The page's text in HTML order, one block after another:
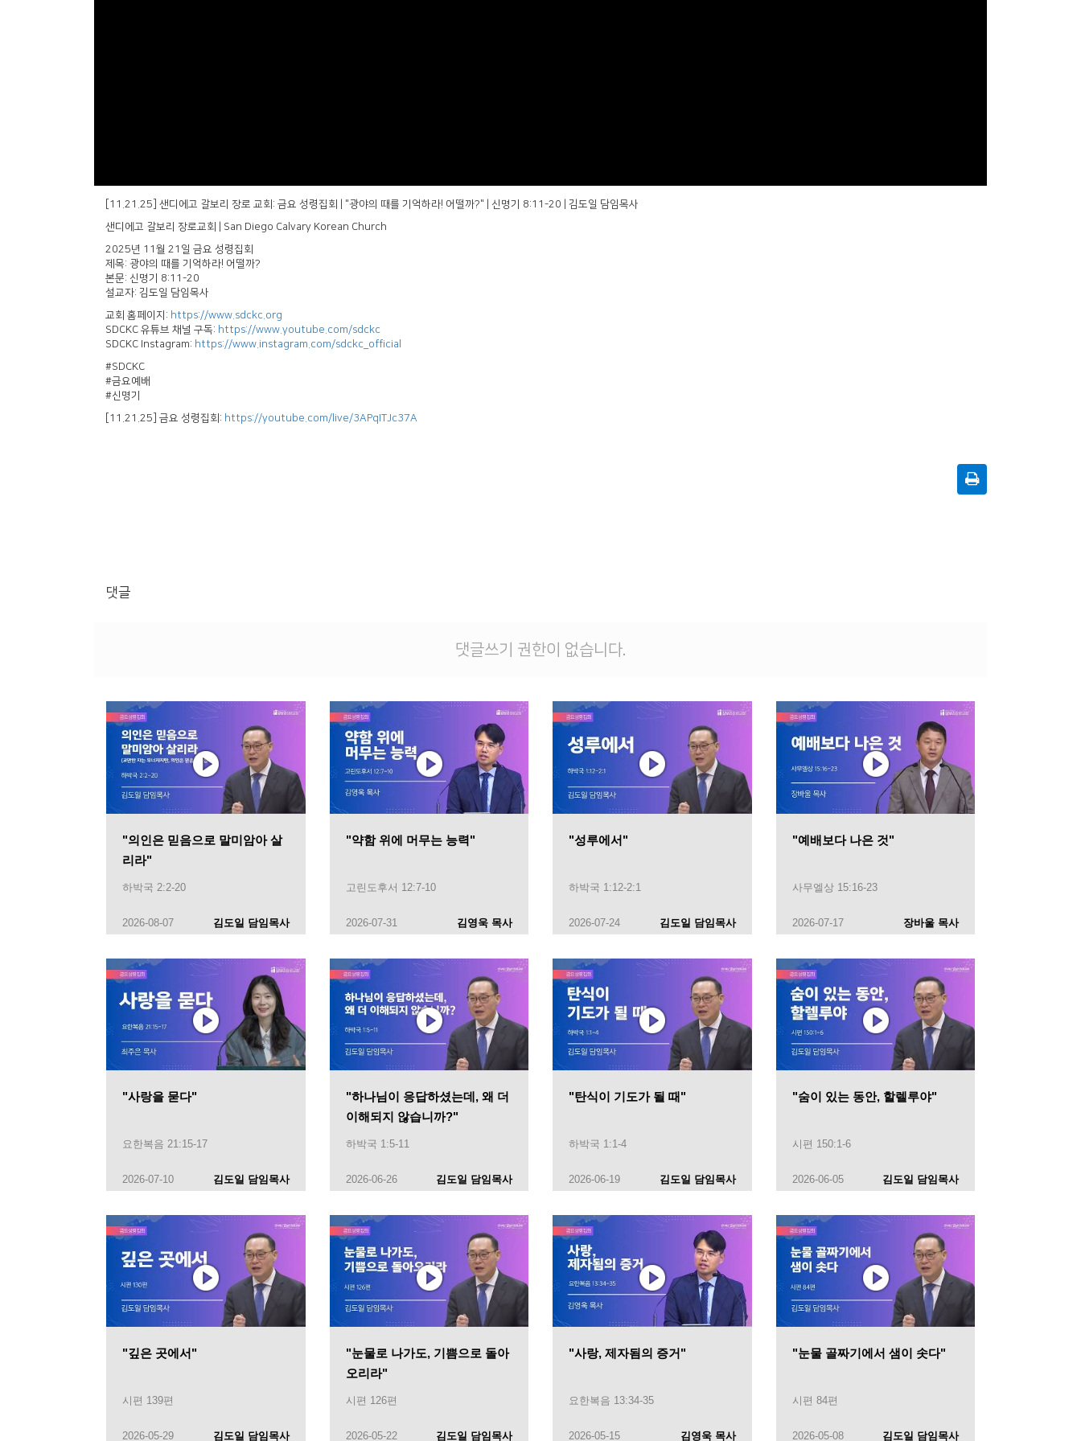
[11.21.25] 샌디에고 갈보리 장로 교회: 금요 성령집회 | "광야의 때를 기억하라! 어떨까?" | 신명기 8:11-20 | 김도일 담임목사
샌디에고 갈보리 장로교회 | San Diego Calvary Korean Church
2025년 11월 21일 금요 성령집회
제목: 광야의 때를 기억하라! 어떨까?
본문: 신명기 8:11-20
설교자: 김도일 담임목사
교회 홈페이지: https://www.sdckc.org
SDCKC 유튜브 채널 구독: https://www.youtube.com/sdckc
SDCKC Instagram: https://www.instagram.com/sdckc_official
#SDCKC
#금요예배
#신명기
[11.21.25] 금요 성령집회: https://youtube.com/live/3APqITJc37A
댓글
댓글쓰기 권한이 없습니다.
"의인은 믿음으로 말미암아 살
리라"
하박국 2:2-20
2026-08-07 김도일 담임목사
"약함 위에 머무는 능력"
고린도후서 12:7-10
2026-07-31 김영욱 목사
"성루에서"
하박국 1:12-2:1
2026-07-24 김도일 담임목사
"예배보다 나은 것"
사무엘상 15:16-23
2026-07-17 장바울 목사
"사랑을 묻다"
요한복음 21:15-17
2026-07-10 김도일 담임목사
"하나님이 응답하셨는데, 왜 더
이해되지 않습니까?"
하박국 1:5-11
2026-06-26 김도일 담임목사
"탄식이 기도가 될 때"
하박국 1:1-4
2026-06-19 김도일 담임목사
"숨이 있는 동안, 할렐루야"
시편 150:1-6
2026-06-05 김도일 담임목사
"깊은 곳에서"
시편 139편
2026-05-29 김도일 담임목사
"눈물로 나가도, 기쁨으로 돌아
오리라"
시편 126편
2026-05-22 김도일 담임목사
"사랑, 제자됨의 증거"
요한복음 13:34-35
2026-05-15 김영욱 목사
"눈물 골짜기에서 샘이 솟다"
시편 84편
2026-05-08 김도일 담임목사